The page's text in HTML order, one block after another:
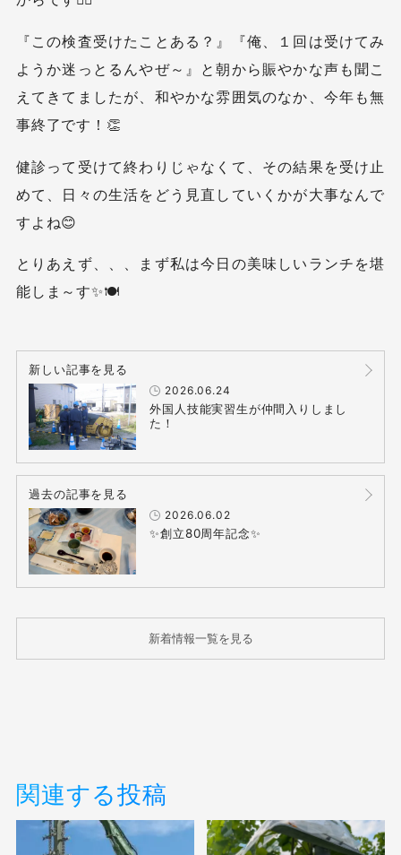
『この検査受けたことある？』『俺、１回は受けてみ
ようか迷っとるんやぜ～』と朝から賑やかな声も聞こ
えてきてましたが、和やかな雰囲気のなか、今年も無
事終了です！👏
健診って受けて終わりじゃなくて、その結果を受け止
めて、日々の生活をどう見直していくかが大事なんで
すよね😊
とりあえず、、、まず私は今日の美味しいランチを堪
能しま～す✨🍽️
新しい記事を見る
2026.06.24
外国人技能実習生が仲間入りしまし
た！
過去の記事を見る
2026.06.02
✨創立80周年記念✨
新着情報一覧を見る
関連する投稿